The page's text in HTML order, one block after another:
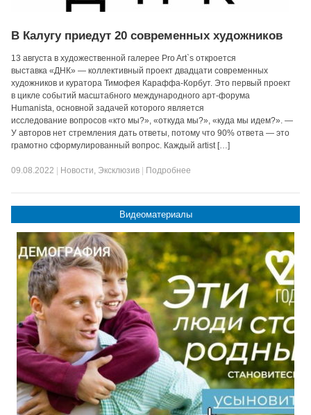
В Калугу приедут 20 современных художников
13 августа в художественной галерее Pro Art`s откроется
выставка «ДНК» — коллективный проект двадцати современных
художников и куратора Тимофея Караффа-Корбут. Это первый проект
в цикле событий масштабного международного арт-форума
Humanista, основной задачей которого является
исследование вопросов «кто мы?», «откуда мы?», «куда мы идем?». —
У авторов нет стремления дать ответы, потому что 90% ответа — это
грамотно сформулированный вопрос. Каждый artist […]
09.08.2022 Новости, Эксклюзив Подробнее
Видеоматериалы